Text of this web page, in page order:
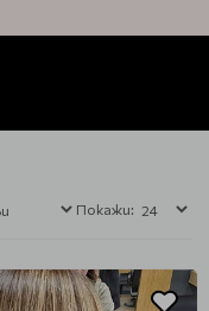
Покажи: